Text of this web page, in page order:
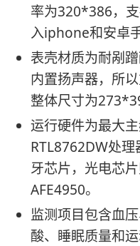
率为320*386，
入iphone和安卓手
表壳材质为耐剐
内置扬声器，所
整体尺寸为
运行硬件为最大
RTL8762DW处
牙芯片，光电芯
AFE4950。
监测项目包含血
酸、睡眠质量和